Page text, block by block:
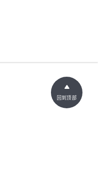
回到顶部